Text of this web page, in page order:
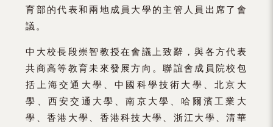
育部的代表和兩地成員大學的主管人員出席了會
議。
中大校長段崇智教授在會議上致辭，與各方代表
共商高等教育未來發展方向。聯誼會成員院校包
括上海交通大學、中國科學技術大學、北京大
學、西安交通大學、南京大學、哈爾濱工業大
學、香港大學、香港科技大學、浙江大學、清華